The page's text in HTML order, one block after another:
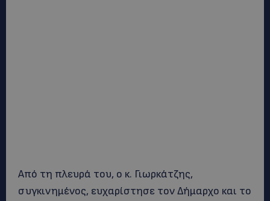
Από τη πλευρά του, ο κ. Γιωρκάτζης,
συγκινημένος, ευχαρίστησε τον Δήμαρχο και το